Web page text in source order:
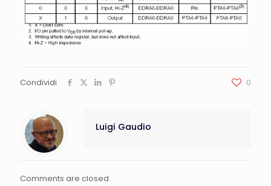
Condividi 0
Luigi Gaudio
Comments are closed.